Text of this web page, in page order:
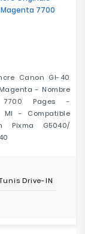
7700
Canon GI-40
- Nombre
7700 Pages -
Ml - Compatible
Pixma G5040/
Drive-IN